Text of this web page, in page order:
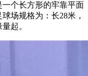
个长方形的牢靠平面
场规格为：长28米，
起。